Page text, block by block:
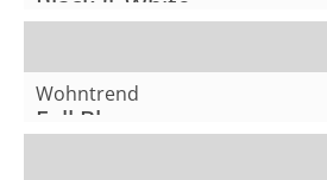
Wohntrend
Full Bloom